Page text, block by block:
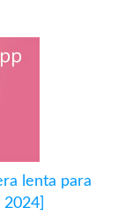
lenta para